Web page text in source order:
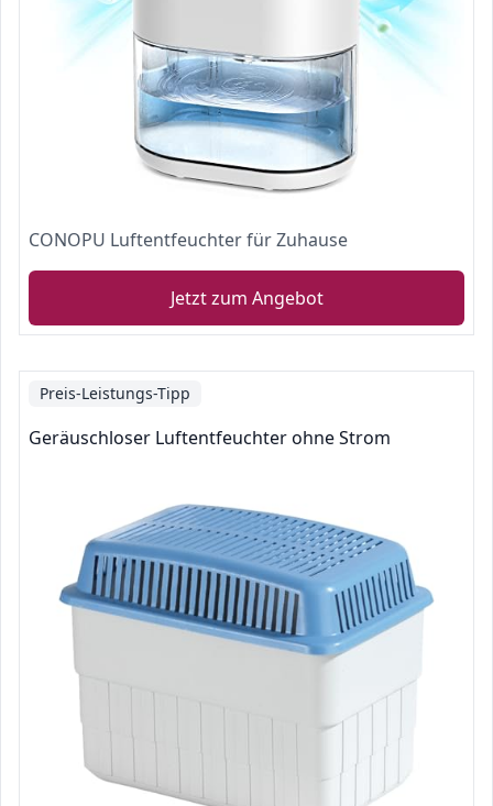
CONOPU Luftentfeuchter für Zuhause
Jetzt zum Angebot
Preis-Leistungs-Tipp
Geräuschloser Luftentfeuchter ohne Strom